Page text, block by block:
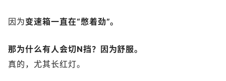
因为变速箱一直在“憋着劲”。
那为什么有人会切N挡？ 因为舒服。
真的，尤其长红灯。